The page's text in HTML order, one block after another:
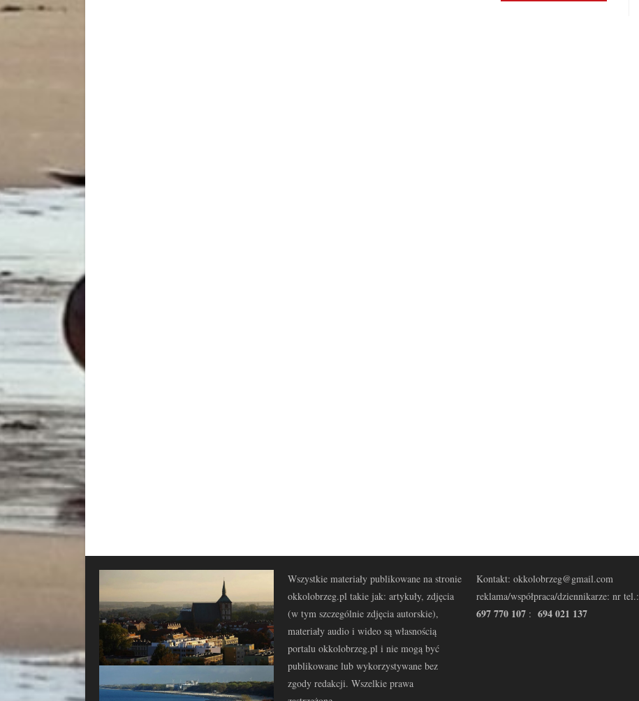
Wszystkie materiały publikowane na stronie
okkolobrzeg.pl takie jak: artykuły, zdjęcia
(w tym szczególnie zdjęcia autorskie),
materiały audio i wideo są własnością
portalu okkolobrzeg.pl i nie mogą być
publikowane lub wykorzystywane bez
zgody redakcji. Wszelkie prawa
Kontakt: okkolobrzeg@gmail.com
reklama/współpraca/dziennikarze: nr tel.:
697 770 107 : 694 021 137